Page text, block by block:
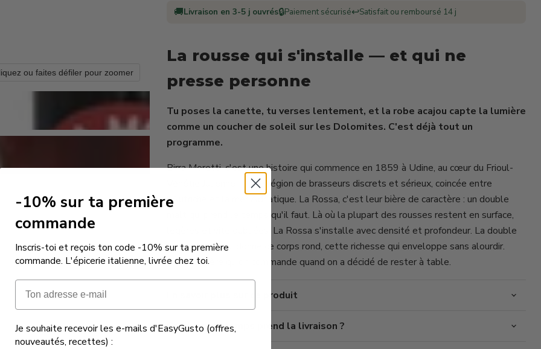
ou faites défiler pour zoomer
🚚Livraison en 3-5 j ouvrés🔒Paiement sécurisé↩️Satisfait ou remboursé 14 j
La rousse qui s'installe — et qui ne
presse personne
Tu poses la canette, tu verses lentement, et la robe acajou capte la lumière
comme un coucher de soleil sur les Dolomites. C'est déjà tout un
programme.
Birra Moretti, c'est une histoire qui commence en 1859 à Udine, au cœur du Frioul-
Vénétie Julienne — une région de brasseurs discrets et sérieux, coincée entre
l'Autriche et la mer Adriatique. La Rossa, c'est leur bière de caractère : un double
malt qui prend le temps qu'il faut. Là où la plupart des rousses restent en surface,
légères et vite oubliées, La Rossa s'installe avec densité et profondeur. La double
fermentation lui donne ce corps rond, cette richesse qui enveloppe sans alourdir.
C'est la bière qu'on commande quand on a décidé de rester à table.
En savoir plus sur ce produit
Combien de temps prend la livraison ?
-10% sur ta première
commande
Inscris-toi et reçois ton code -10% sur ta première
commande. L'épicerie italienne, livrée chez toi.
Email
Je souhaite recevoir les e-mails d'EasyGusto (offres,
nouveautés, recettes) :